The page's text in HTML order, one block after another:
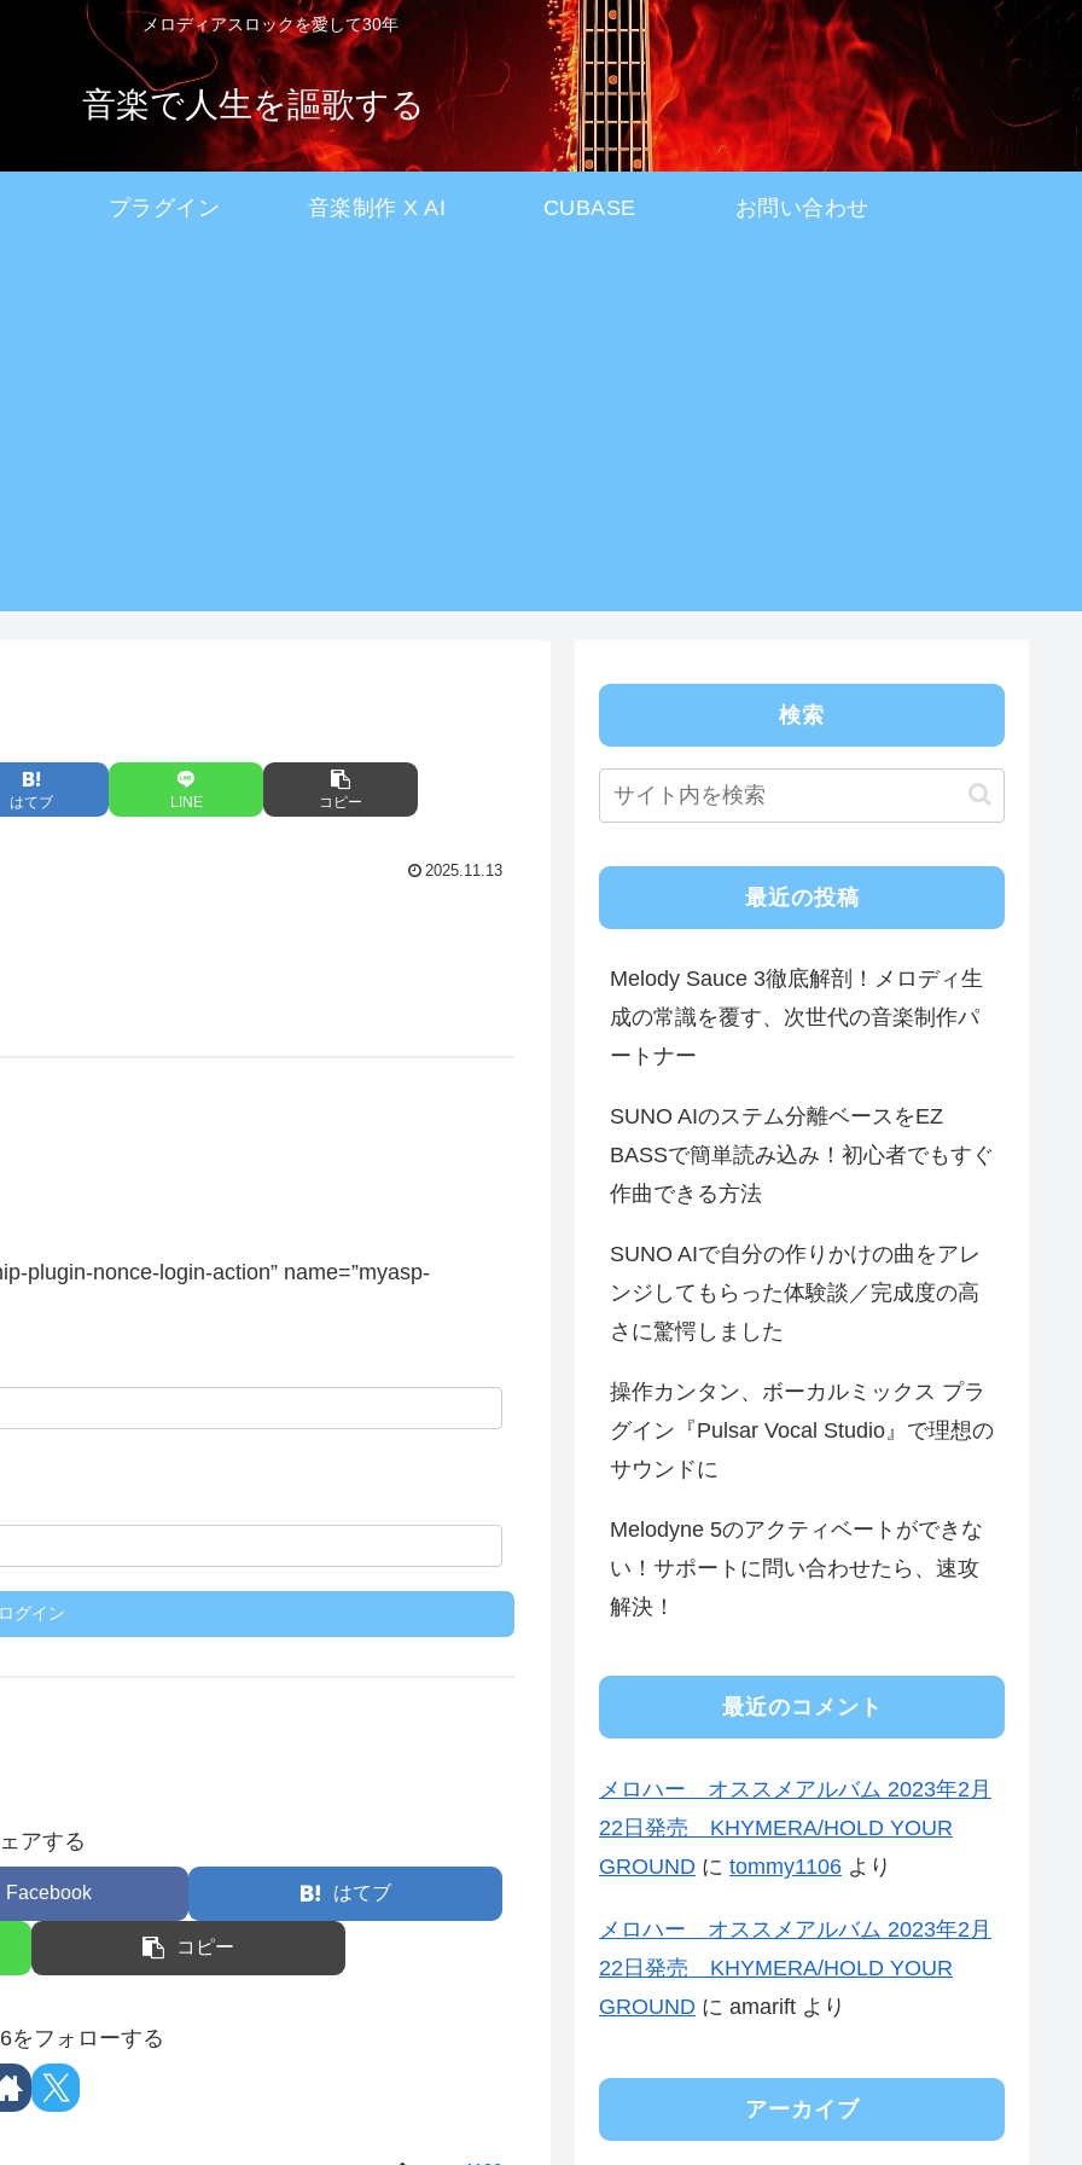
メロディアスロックを愛して30年
音楽で人生を謳歌する
プラグイン 音楽制作 X AI CUBASE お問い合わせ
はてブ LINE コピー
2025.11.13
plugin-nonce-login-action” name=”myasp-
アする
Facebook はてブ
コピー
をフォローする
検索
最近の投稿
Melody Sauce 3徹底解剖！メロディ生
成の常識を覆す、次世代の音楽制作パ
ートナー
SUNO AIのステム分離ベースをEZ
BASSで簡単読み込み！初心者でもすぐ
作曲できる方法
SUNO AIで自分の作りかけの曲をアレ
ンジしてもらった体験談／完成度の高
さに驚愕しました
操作カンタン、ボーカルミックス プラ
グイン『Pulsar Vocal Studio』で理想の
サウンドに
Melodyne 5のアクティベートができな
い！サポートに問い合わせたら、速攻
解決！
最近のコメント
メロハー オススメアルバム 2023年2月
22日発売 KHYMERA/HOLD YOUR
GROUND に tommy1106 より
メロハー オススメアルバム 2023年2月
22日発売 KHYMERA/HOLD YOUR
GROUND に amarift より
アーカイブ